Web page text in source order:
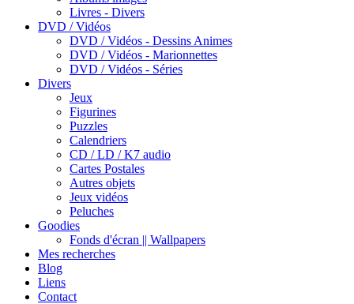
Livres - Divers
DVD / Vidéos
DVD / Vidéos - Dessins Animes
DVD / Vidéos - Marionnettes
DVD / Vidéos - Séries
Divers
Jeux
Figurines
Puzzles
Calendriers
CD / LD / K7 audio
Cartes Postales
Autres objets
Jeux vidéos
Peluches
Goodies
Fonds d'écran || Wallpapers
Mes recherches
Blog
Liens
Contact